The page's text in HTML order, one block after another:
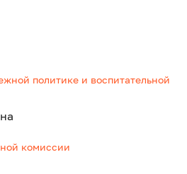
политике и воспитательной
комиссии